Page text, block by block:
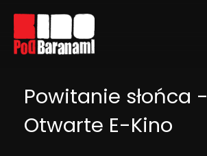
Linki ułatwień dostępu
Powitanie słońca -
Otwarte E-Kino